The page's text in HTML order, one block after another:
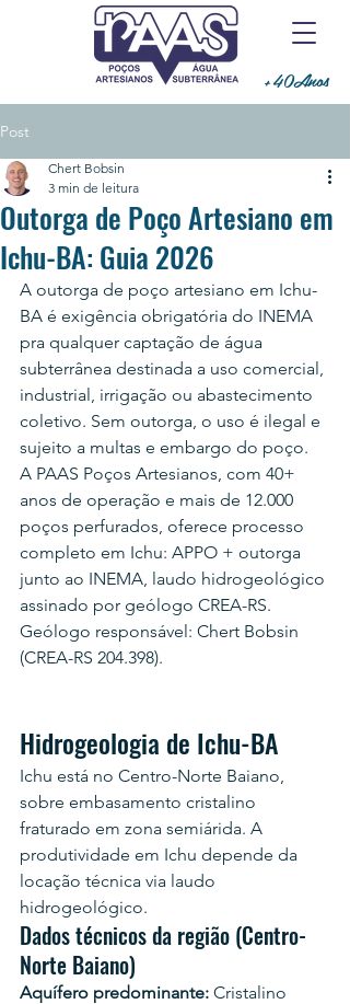
+40Anos
Post
Outorga de Poço Artesiano em
Ichu-BA: Guia 2026
Chert Bobsin
3 min de leitura
A outorga de poço artesiano em Ichu-
BA é exigência obrigatória do INEMA
pra qualquer captação de água
subterrânea destinada a uso comercial,
industrial, irrigação ou abastecimento
coletivo. Sem outorga, o uso é ilegal e
sujeito a multas e embargo do poço.
A PAAS Poços Artesianos, com 40+
anos de operação e mais de 12.000
poços perfurados, oferece processo
completo em Ichu: APPO + outorga
junto ao INEMA, laudo hidrogeológico
assinado por geólogo CREA-RS.
Geólogo responsável: Chert Bobsin
(CREA-RS 204.398).
Hidrogeologia de Ichu-BA
Ichu está no Centro-Norte Baiano,
sobre embasamento cristalino
fraturado em zona semiárida. A
produtividade em Ichu depende da
locação técnica via laudo
hidrogeológico.
Dados técnicos da região (Centro-
Norte Baiano)
Aquífero predominante: Cristalino